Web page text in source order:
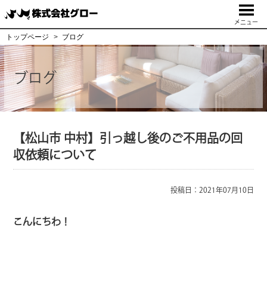
メニュー
トップページ ブログ
ブログ
【松山市 中村】引っ越し後のご不用品の回
収依頼について
投稿日：2021年07月10日
こんにちわ！